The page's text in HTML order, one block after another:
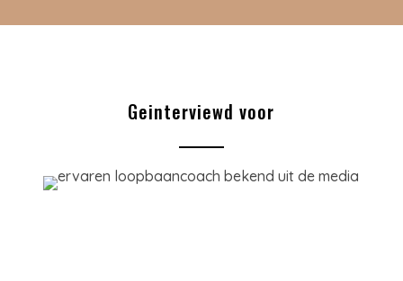
Geinterviewd voor